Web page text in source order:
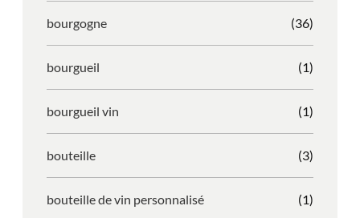
bourgogne (36)
bourgueil (1)
bourgueil vin (1)
bouteille (3)
bouteille de vin personnalisé (1)